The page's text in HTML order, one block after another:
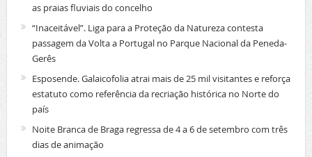
as praias fluviais do concelho
“Inaceitável”. Liga para a Proteção da Natureza contesta
passagem da Volta a Portugal no Parque Nacional da Peneda-
Gerês
Esposende. Galaicofolia atrai mais de 25 mil visitantes e reforça
estatuto como referência da recriação histórica no Norte do
país
Noite Branca de Braga regressa de 4 a 6 de setembro com três
dias de animação